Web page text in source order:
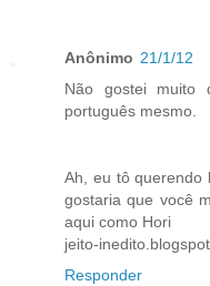
Anônimo 21/1/12
Não gostei muito
português mesmo.
Ah, eu tô querendo
gostaria que você
aqui como Hori
jeito-
Responder